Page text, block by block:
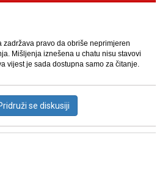
zadržava pravo da obriše neprimjeren
Mišljenja iznešena u chatu nisu stavovi
vijest je sada dostupna samo za čitanje.
se diskusiji